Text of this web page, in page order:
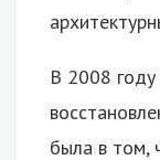
В 2008
была в том,